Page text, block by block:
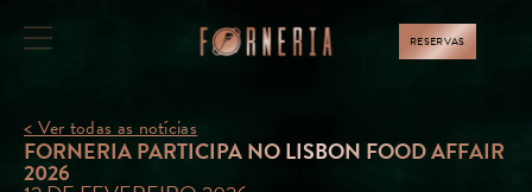
RESERVAS
< Ver todas as notícias
FORNERIA PARTICIPA NO LISBON FOOD AFFAIR
2026